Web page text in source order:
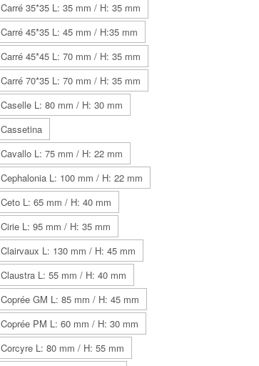
Carré 35*35 L: 35 mm / H: 35 mm
Carré 45*35 L: 45 mm / H:35 mm
Carré 45*45 L: 70 mm / H: 35 mm
Carré 70*35 L: 70 mm / H: 35 mm
Caselle L: 80 mm / H: 30 mm
Cassetina
Cavallo L: 75 mm / H: 22 mm
Cephalonia L: 100 mm / H: 22 mm
Ceto L: 65 mm / H: 40 mm
Cirie L: 95 mm / H: 35 mm
Clairvaux L: 130 mm / H: 45 mm
Claustra L: 55 mm / H: 40 mm
Coprée GM L: 85 mm / H: 45 mm
Coprée PM L: 60 mm / H: 30 mm
Corcyre L: 80 mm / H: 55 mm